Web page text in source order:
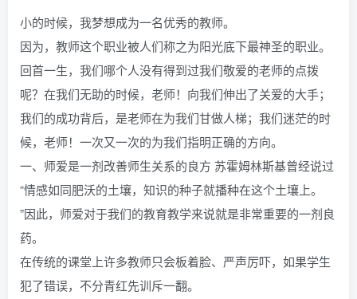
小的时候，我梦想成为一名优秀的教师。
因为，教师这个职业被人们称之为阳光底下最神圣的职业。
回首一生，我们哪个人没有得到过我们敬爱的老师的点拨
呢？在我们无助的时候，老师！向我们伸出了关爱的大手；
我们的成功背后，是老师在为我们甘做人梯；我们迷茫的时
候，老师！一次又一次的为我们指明正确的方向。
一、师爱是一剂改善师生关系的良方 苏霍姆林斯基曾经说过
“情感如同肥沃的土壤，知识的种子就播种在这个土壤上。
”因此，师爱对于我们的教育教学来说就是非常重要的一剂良
药。
在传统的课堂上许多教师只会板着脸、严声厉吓，如果学生
犯了错误，不分青红先训斥一翻。